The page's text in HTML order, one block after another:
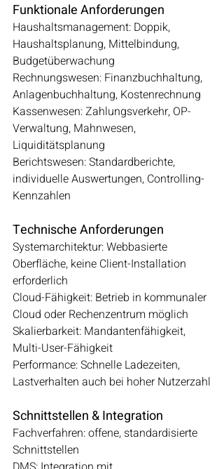
Funktionale Anforderungen
Haushaltsmanagement: Doppik,
Haushaltsplanung, Mittelbindung,
Budgetüberwachung
Rechnungswesen: Finanzbuchhaltung,
Anlagenbuchhaltung, Kostenrechnung
Kassenwesen: Zahlungsverkehr, OP-
Verwaltung, Mahnwesen,
Liquiditätsplanung
Berichtswesen: Standardberichte,
individuelle Auswertungen, Controlling-
Kennzahlen
Technische Anforderungen
Systemarchitektur: Webbasierte
Oberfläche, keine Client-Installation
erforderlich
Cloud-Fähigkeit: Betrieb in kommunaler
Cloud oder Rechenzentrum möglich
Skalierbarkeit: Mandantenfähigkeit,
Multi-User-Fähigkeit
Performance: Schnelle Ladezeiten,
Lastverhalten auch bei hoher Nutzerzahl
Schnittstellen & Integration
Fachverfahren: offene, standardisierte
Schnittstellen